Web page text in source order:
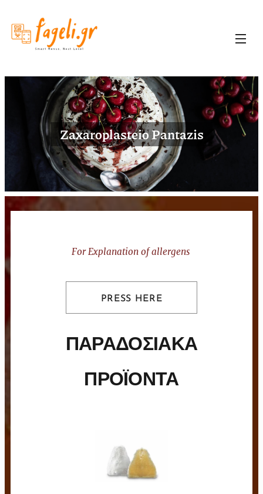
Zaxaroplasteio Pantazis
For Explanation of allergens
PRESS HERE
ΠΑΡΑΔΟΣΙΑΚΑ
ΠΡΟΪΟΝΤΑ